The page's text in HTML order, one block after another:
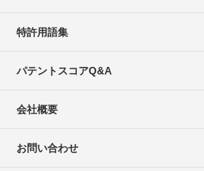
特許用語集
パテントスコアQ&A
会社概要
お問い合わせ